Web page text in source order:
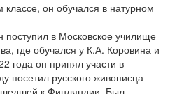
классе, он обучался в натурном
поступил в Московское училище
где обучался у К.А. Коровина и
года он принял участи в
посетил русского живописца
к Финляндии. Был